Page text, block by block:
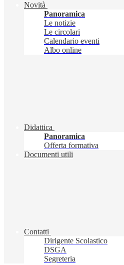
Novità
Panoramica
Le notizie
Le circolari
Calendario eventi
Albo online
Didattica
Panoramica
Offerta formativa
Documenti utili
Contatti
Dirigente Scolastico
DSGA
Segreteria